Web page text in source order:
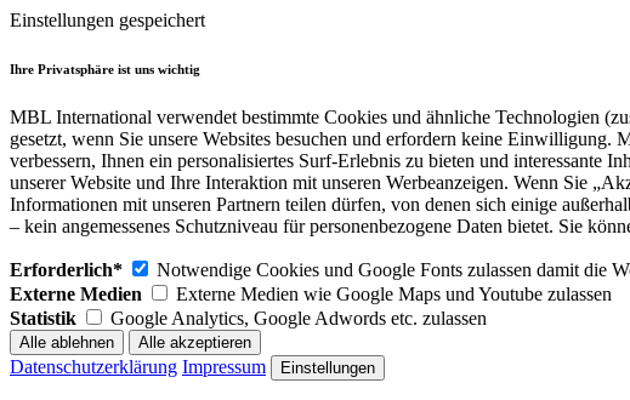
Einstellungen gespeichert
Ihre Privatsphäre ist uns wichtig
MBL International verwendet bestimmte Cookies und ähnliche Technologien
gesetzt, wenn Sie unsere Websites besuchen und erfordern keine
verbessern, Ihnen ein personalisiertes Surf-Erlebnis zu bieten und interessante
unserer Website und Ihre Interaktion mit unseren Werbeanzeigen. Wenn Sie
Informationen mit unseren Partnern teilen dürfen, von denen sich einige
– kein angemessenes Schutzniveau für personenbezogene Daten bietet. Sie
Erforderlich*
Notwendige Cookies und Google Fonts zulassen damit die
Externe Medien
Externe Medien wie Google Maps und Youtube zulassen
Statistik
Google Analytics, Google Adwords etc. zulassen
Datenschutzerklärung Impressum Einstellungen